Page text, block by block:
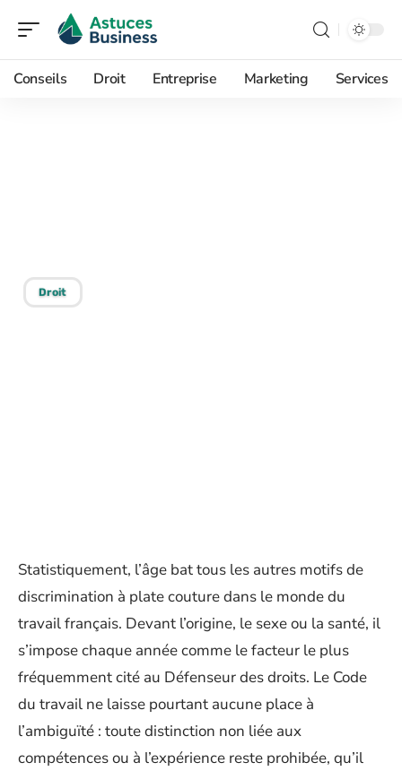
Conseils Droit Entreprise Marketing Services
Droit
Statistiquement, l’âge bat tous les autres motifs de
discrimination à plate couture dans le monde du
travail français. Devant l’origine, le sexe ou la santé, il
s’impose chaque année comme le facteur le plus
fréquemment cité au Défenseur des droits. Le Code
du travail ne laisse pourtant aucune place à
l’ambiguïté : toute distinction non liée aux
compétences ou à l’expérience reste prohibée, qu’il